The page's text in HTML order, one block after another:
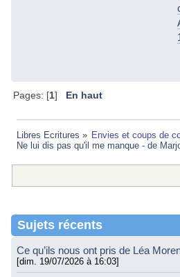
Pages: [1] En haut
Libres Ecritures » Envies et coups de
Ne lui dis pas qu'il me manque - de
Sujets récents
Ce qu’ils nous ont pris de Léa
[dim. 19/07/2026 à 16:03]